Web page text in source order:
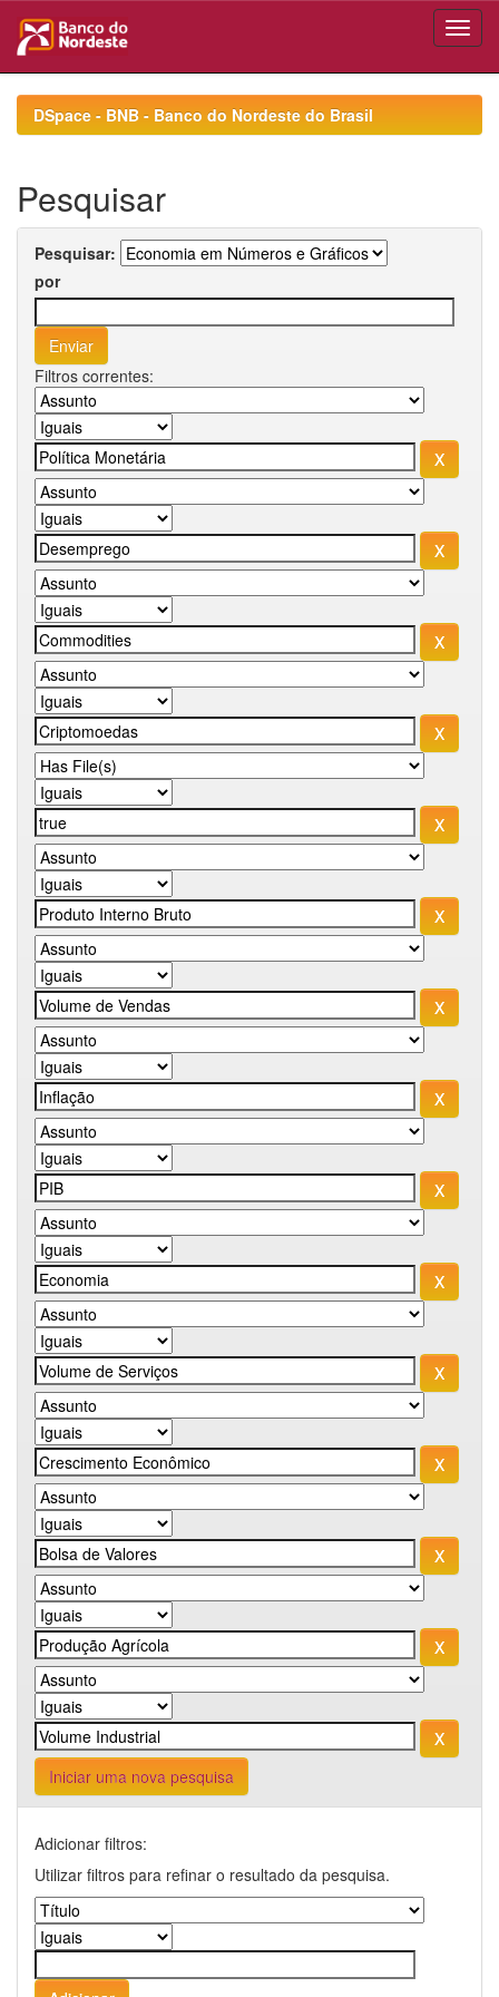
navigationDSpace - BNB - Banco do Nordeste do Brasil
Pesquisar
Pesquisar:
por
Filtros correntes:
Iniciar uma nova pesquisa
Adicionar filtros:
Utilizar filtros para refinar o resultado da pesquisa.